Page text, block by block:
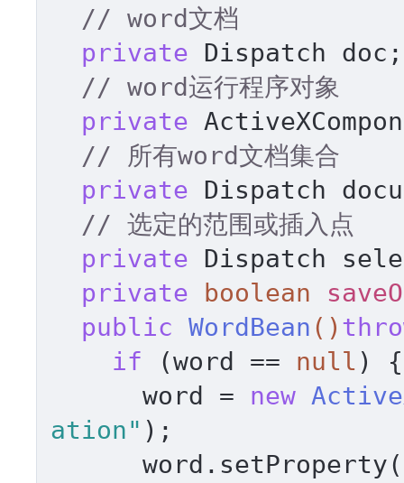
// word文档
private Dispatch
// word运行程序对象
private
// 所有word文档集合
private Dispatch
// 选定的范围或插入点
private Dispatch
private
boolean
public WordBean ()
if (word == null )
      word =
new
ation" );
      word.setProperty(